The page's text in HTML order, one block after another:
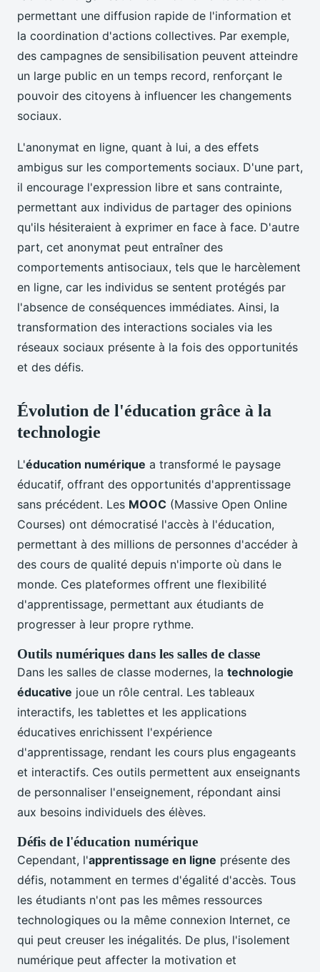
permettant une diffusion rapide de l'information et
la coordination d'actions collectives. Par exemple,
des campagnes de sensibilisation peuvent atteindre
un large public en un temps record, renforçant le
pouvoir des citoyens à influencer les changements
sociaux.
L'anonymat en ligne, quant à lui, a des effets
ambigus sur les comportements sociaux. D'une part,
il encourage l'expression libre et sans contrainte,
permettant aux individus de partager des opinions
qu'ils hésiteraient à exprimer en face à face. D'autre
part, cet anonymat peut entraîner des
comportements antisociaux, tels que le harcèlement
en ligne, car les individus se sentent protégés par
l'absence de conséquences immédiates. Ainsi, la
transformation des interactions sociales via les
réseaux sociaux présente à la fois des opportunités
et des défis.
Évolution de l'éducation grâce à la
technologie
L'éducation numérique a transformé le paysage
éducatif, offrant des opportunités d'apprentissage
sans précédent. Les MOOC (Massive Open Online
Courses) ont démocratisé l'accès à l'éducation,
permettant à des millions de personnes d'accéder à
des cours de qualité depuis n'importe où dans le
monde. Ces plateformes offrent une flexibilité
d'apprentissage, permettant aux étudiants de
progresser à leur propre rythme.
Outils numériques dans les salles de classe
Dans les salles de classe modernes, la technologie
éducative joue un rôle central. Les tableaux
interactifs, les tablettes et les applications
éducatives enrichissent l'expérience
d'apprentissage, rendant les cours plus engageants
et interactifs. Ces outils permettent aux enseignants
de personnaliser l'enseignement, répondant ainsi
aux besoins individuels des élèves.
Défis de l'éducation numérique
Cependant, l'apprentissage en ligne présente des
défis, notamment en termes d'égalité d'accès. Tous
les étudiants n'ont pas les mêmes ressources
technologiques ou la même connexion Internet, ce
qui peut creuser les inégalités. De plus, l'isolement
numérique peut affecter la motivation et